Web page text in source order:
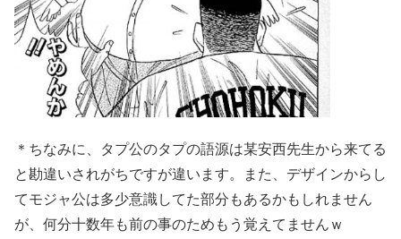
＊ちなみに、タプ公のタプの語源は某安西先生から来てる
と勘違いされがちですが違います。また、デザインからし
てモジャ公は多少意識してた部分もあるかもしれません
が、何分十数年も前の事のためもう覚えてませんｗ